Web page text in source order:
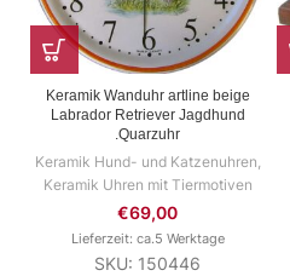
Keramik Wanduhr artline beige
Labrador Retriever Jagdhund
.Quarzuhr
Keramik Hund- und Katzenuhren,
Keramik Uhren mit Tiermotiven
€69,00
Lieferzeit: ca.5 Werktage
SKU: 150446